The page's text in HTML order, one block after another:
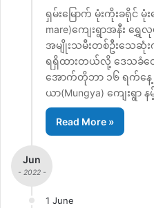
ရှမ်းမြောက် မုံးကိုးခရိုင် မုံ
mare)ကျေးရွာအနီး ရွှေ
အမျိုးသမီးတစ်ဦးသေဆုံ
ရရှိထားတယ်လို့ ဒေသခံ
အောက်တိုဘာ ၁၆ ရက်နေ့
ယာ(Mungya) ကျေးရွာ န
Read More »
Jun
- 2022 -
1 June